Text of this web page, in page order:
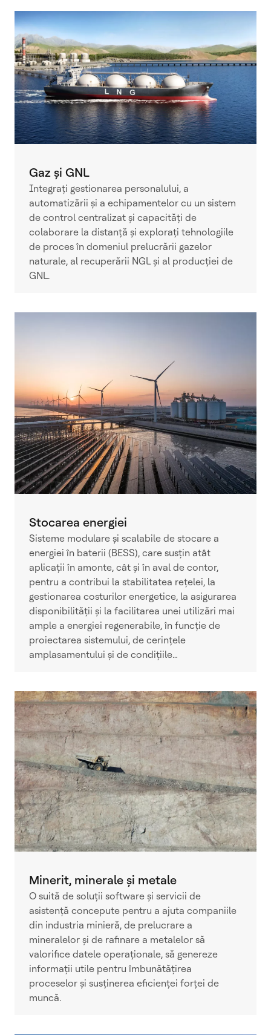
Gaz și GNL
Integrați gestionarea personalului, a
automatizării și a echipamentelor cu un sistem
de control centralizat și capacități de
colaborare la distanță și explorați tehnologiile
de proces în domeniul prelucrării gazelor
naturale, al recuperării NGL și al producției de
GNL.
Stocarea energiei
Sisteme modulare și scalabile de stocare a
energiei în baterii (BESS), care susțin atât
aplicații în amonte, cât și în aval de contor,
pentru a contribui la stabilitatea rețelei, la
gestionarea costurilor energetice, la asigurarea
disponibilității și la facilitarea unei utilizări mai
ample a energiei regenerabile, în funcție de
proiectarea sistemului, de cerințele
amplasamentului și de condițiile…
Minerit, minerale și metale
O suită de soluții software și servicii de
asistență concepute pentru a ajuta companiile
din industria minieră, de prelucrare a
mineralelor și de rafinare a metalelor să
valorifice datele operaționale, să genereze
informații utile pentru îmbunătățirea
proceselor și susținerea eficienței forței de
muncă.